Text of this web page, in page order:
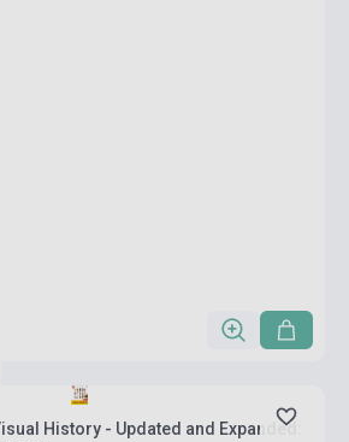
History - Updated and Expanded: